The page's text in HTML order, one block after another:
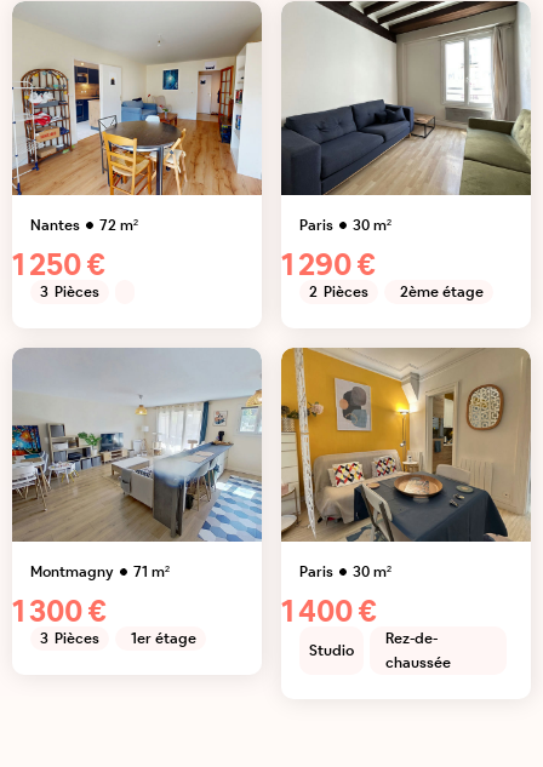
Nantes 72m²
1 250 €
3 Pièces
Paris 30m²
1 290 €
2 Pièces 2ème étage
Montmagny 71 m²
1 300 €
3 Pièces 1er étage
Paris 30m²
1 400 €
Studio
Rez-de-
chaussée